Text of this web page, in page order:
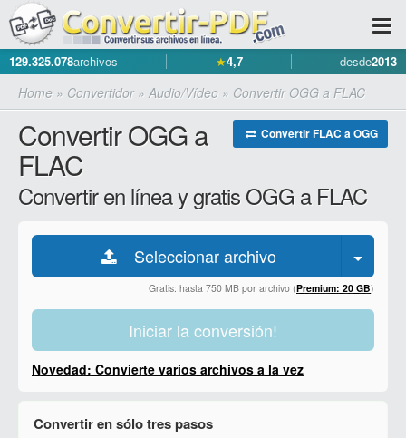
129.325.078archivos ★4,7 desde2013
Home » Convertidor» Audio/Vídeo » Convertir OGG a FLAC
Convertir FLAC a OGG
Convertir OGG a
FLAC
Convertir en línea y gratis OGG a FLAC
Seleccionar archivo
Gratis: hasta 750 MB por archivo (Premium: 20 GB)
Iniciar la conversión!
Novedad: Convierte varios archivos a la vez
Convertir en sólo tres pasos